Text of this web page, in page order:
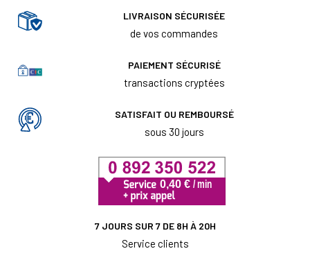
LIVRAISON SÉCURISÉE
de vos commandes
PAIEMENT SÉCURISÉ
transactions cryptées
SATISFAIT OU REMBOURSÉ
sous 30 jours
7 JOURS SUR 7 DE 8H À 20H
Service clients